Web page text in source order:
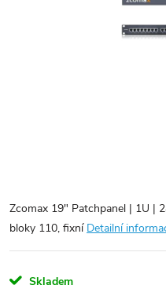
Zcomax 19" Patchpanel | 1U |
bloky 110, fixní Detailní
Skladem